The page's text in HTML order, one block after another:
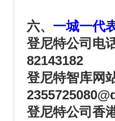
六、 一城一代
登尼特公司电
82143182
登尼特智库网
登尼特公司 香